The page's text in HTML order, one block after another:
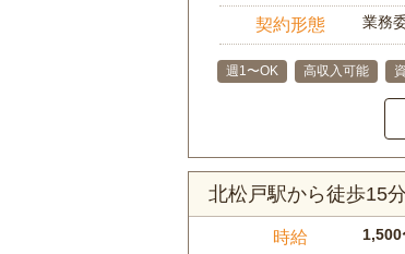
契約形態 業務
週1〜OK 高収入可能
北松戸駅から徒歩15
時給 1,500